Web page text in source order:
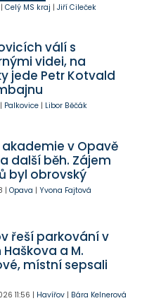
| Celý MS kraj | Jiří Cileček
válí s
videi, na
jede Petr Kotvald
| Palkovice| Libor Běčák
akademie v Opavě
další běh. Zájem
byl obrovský
| Opava | Yvona Fajtová
řeší parkování v
a M.
místní sepsali
11:56 | Havířov| Bára Kelnerová